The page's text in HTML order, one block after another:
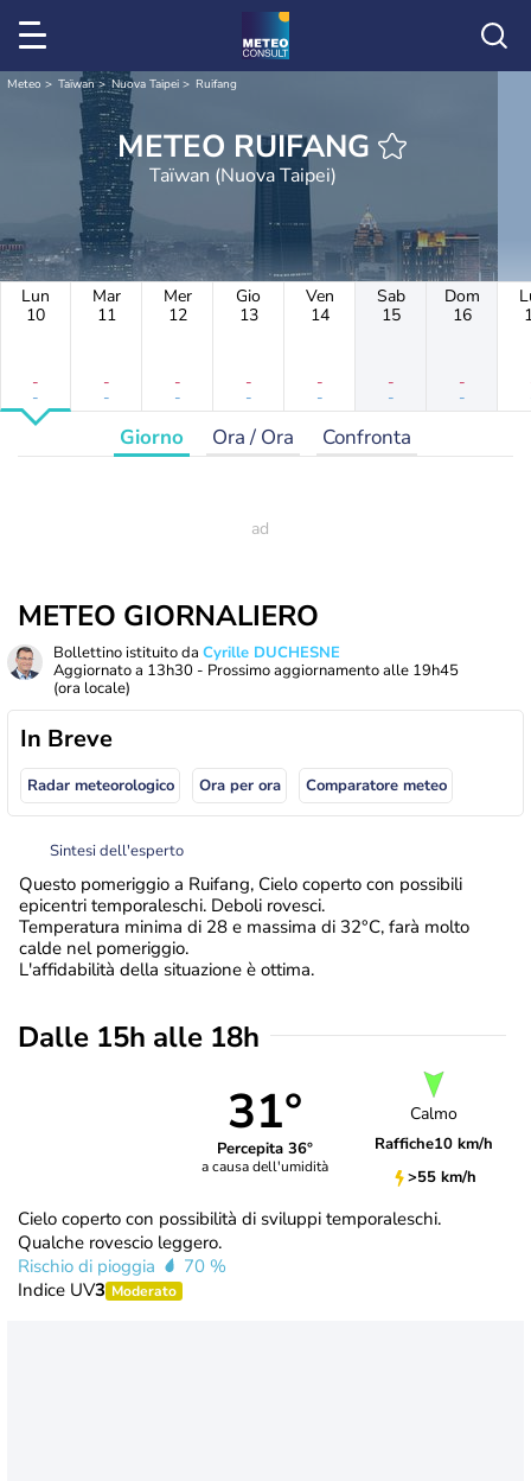
Meteo Taïwan Nuova Taipei Ruifang
METEO RUIFANG
Taïwan (Nuova Taipei)
Lun
10
-
-
Mar
11
-
-
Mer
12
-
-
Gio
13
-
-
Ven
14
-
-
Sab
15
-
-
Dom
16
-
-
Giorno Ora / Ora Confronta
METEO GIORNALIERO
Bollettino istituito da Cyrille DUCHESNE
Aggiornato a 13h30 - Prossimo aggiornamento alle 19h45
(ora locale)
In Breve
Radar meteorologico Ora per ora Comparatore meteo
Sintesi dell'esperto
Questo pomeriggio a Ruifang, Cielo coperto con possibili
epicentri temporaleschi. Deboli rovesci.
Temperatura minima di 28 e massima di 32°C, farà molto
calde nel pomeriggio.
L'affidabilità della situazione è ottima.
Dalle 15h alle 18h
31°
Percepita 36°
a causa dell'umidità
Calmo
Raffiche10 km/h
>55 km/h
Cielo coperto con possibilità di sviluppi temporaleschi.
Qualche rovescio leggero.
Rischio di pioggia
70 %
Indice UV3 Moderato